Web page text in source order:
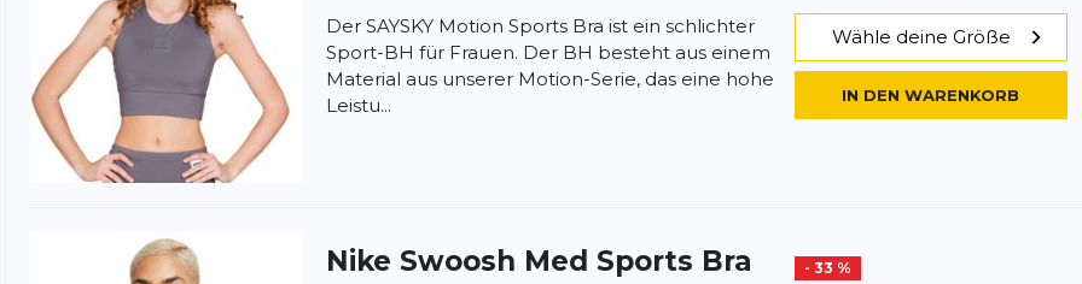
Nutzungsbedingungen
Der SAYSKY Motion Sports Bra ist ein schlichter
Sport-BH für Frauen. Der BH besteht aus einem
Material aus unserer Motion-Serie, das eine hohe
Leistu...
Wähle deine Größe
IN DEN WARENKORB
Nike Swoosh Med Sports Bra - 33 %